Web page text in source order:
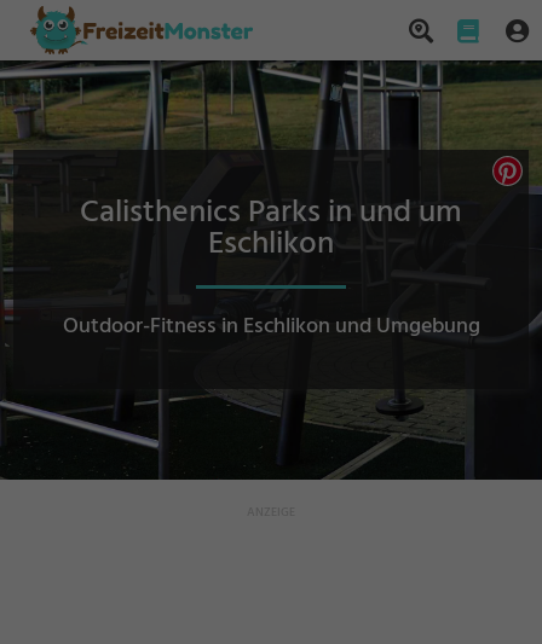
Calisthenics Parks in und um
Eschlikon
Outdoor-Fitness in Eschlikon und Umgebung